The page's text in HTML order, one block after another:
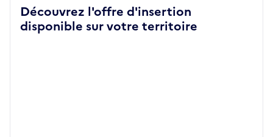
Découvrez l'offre d'insertion
disponible sur votre territoire